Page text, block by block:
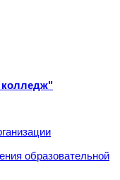
образовательной